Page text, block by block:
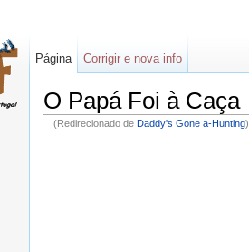
O Papá Foi à Caça
(Redirecionado de Daddy's Gone a-Hunting)
Página Corrigir e nova info